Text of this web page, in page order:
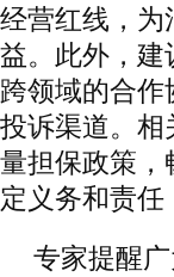
经营红线，为
益。此外，建
跨领域的合
投诉渠道。相
量担保政策，
定义务和责
专家提醒